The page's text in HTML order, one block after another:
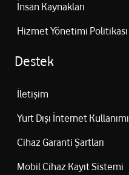
İnsan Kaynakları
Hizmet Yönetimi Politikası
Destek
İletişim
Yurt Dışı İnternet Kullanımı
Cihaz Garanti Şartları
Mobil Cihaz Kayıt Sistemi